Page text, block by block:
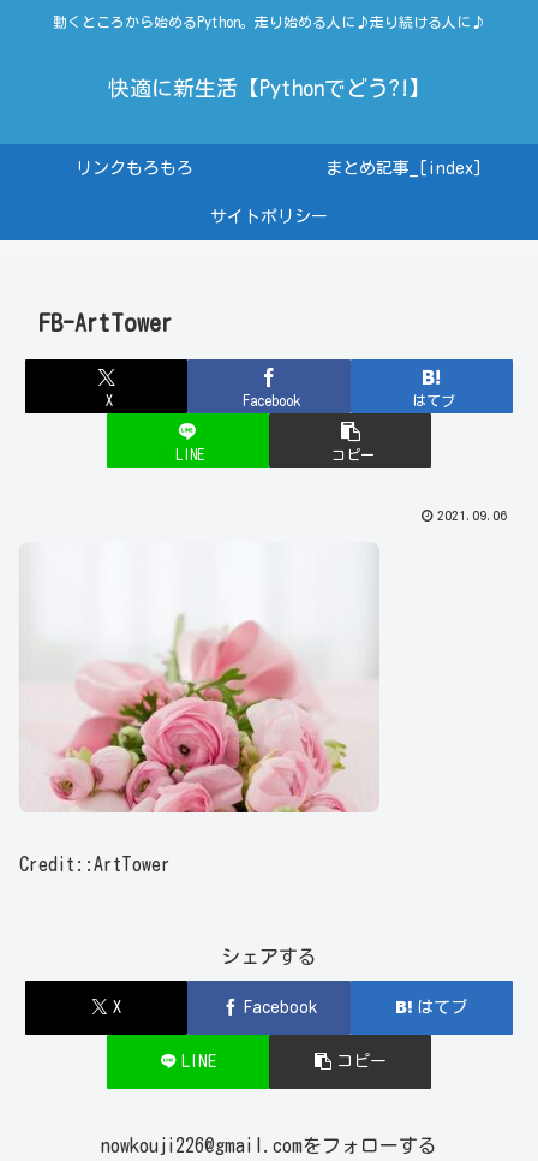
動くところから始めるPython。走り始める人に♪走り続ける人に♪
快適に新生活【Pythonでどう?!】
リンクもろもろ まとめ記事_[index]
サイトポリシー
FB-ArtTower
X Facebook はてブ
LINE コピー
2021.09.06
Credit::ArtTower
シェアする
X Facebook はてブ
LINE コピー
nowkouji226@gmail.comをフォローする